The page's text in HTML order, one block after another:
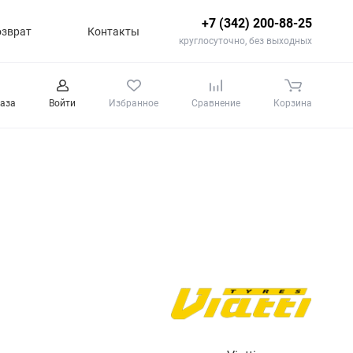
Контакты
+7 (342) 200-88-25
круглосуточно, без выходных
Войти Избранное Сравнение Корзина